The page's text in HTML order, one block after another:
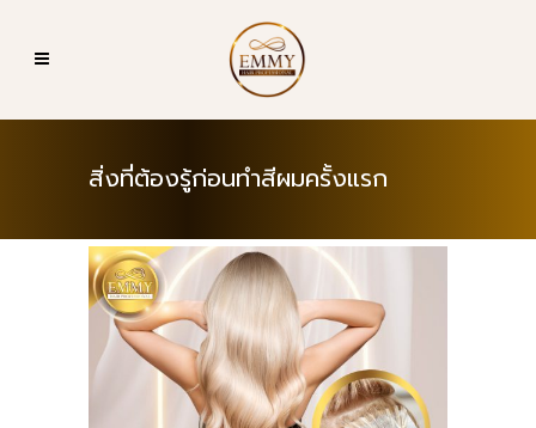
สิ่งที่ต้องรู้ก่อนทำสีผมครั้งแรก